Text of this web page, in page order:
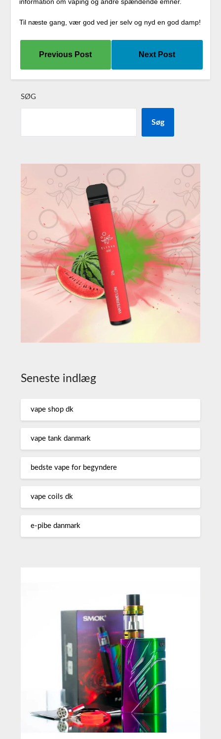
Til næste gang, vær god ved jer selv og nyd en god damp!
Previous Post Next Post
SØG
Søg
Seneste indlæg
vape shop dk
vape tank danmark
bedste vape for begyndere
vape coils dk
e-pibe danmark